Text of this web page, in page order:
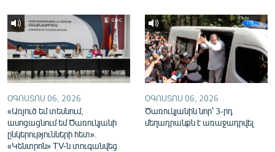
ՕԳՈՍՏՈՍ 06, 2026
«Առյուծ եմ տեսնում,
ասոցացնում եմ Ծառուկյանի
ընկերությունների հետ».
«Կենտրոն» TV-ն տուգանվեց
ՕԳՈՍՏՈՍ 06, 2026
Ծառուկյանին նոր՝ 3-րդ
մեղադրանքն է առաջադրվել